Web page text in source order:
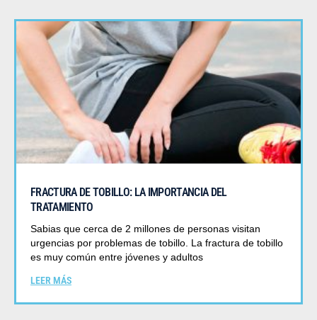
FRACTURA DE TOBILLO: LA IMPORTANCIA DEL
TRATAMIENTO
Sabias que cerca de 2 millones de personas visitan
urgencias por problemas de tobillo. La fractura de tobillo
es muy común entre jóvenes y adultos
LEER MÁS